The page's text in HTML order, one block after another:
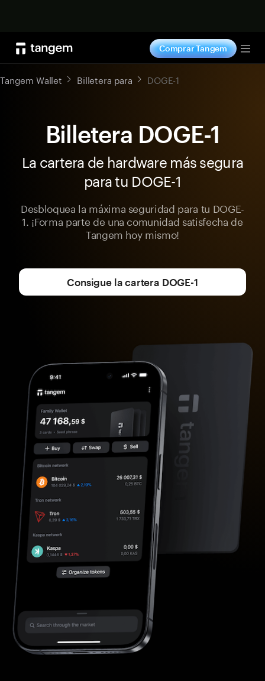
Comprar Tangem
Tangem Wallet Billetera para DOGE-1
Billetera DOGE-1
La cartera de hardware más segura
para tu DOGE-1
Desbloquea la máxima seguridad para tu DOGE-
1. ¡Forma parte de una comunidad satisfecha de
Tangem hoy mismo!
Consigue la cartera DOGE-1